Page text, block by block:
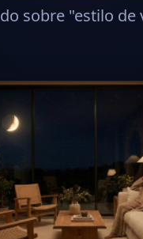
sobre "estilo de